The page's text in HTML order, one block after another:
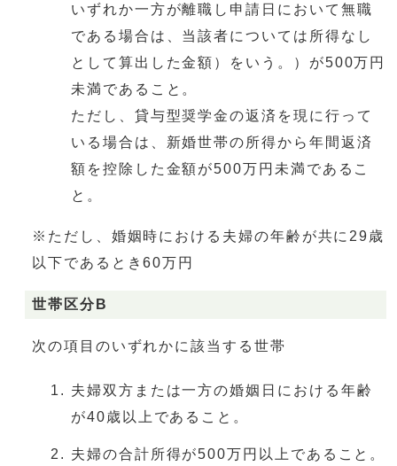
いずれか一方が離職し申請日において無職
である場合は、当該者については所得なし
として算出した金額）をいう。）が500万円
未満であること。
ただし、貸与型奨学金の返済を現に行って
いる場合は、新婚世帯の所得から年間返済
額を控除した金額が500万円未満であるこ
と。
※ただし、婚姻時における夫婦の年齢が共に29歳
以下であるとき60万円
世帯区分B
次の項目のいずれかに該当する世帯
夫婦双方または一方の婚姻日における年齢
が40歳以上であること。
夫婦の合計所得が500万円以上であること。